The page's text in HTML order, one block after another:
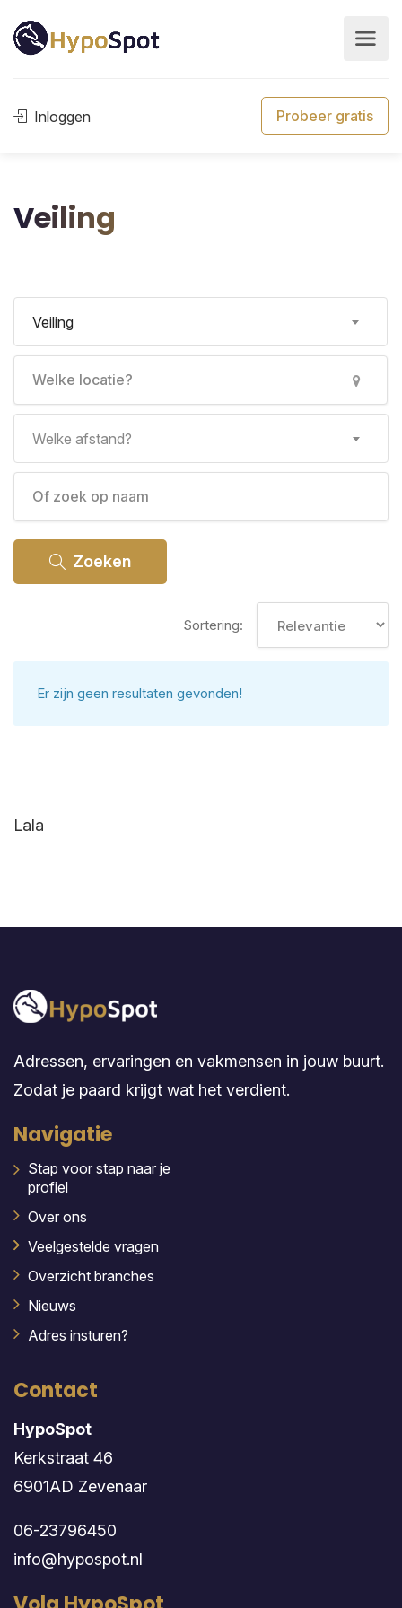
Inloggen Probeer gratis
Veiling
Veiling
Welke afstand?
Zoeken
Sortering:
Er zijn geen resultaten gevonden!
Lala
Adressen, ervaringen en vakmensen in jouw buurt.
Zodat je paard krijgt wat het verdient.
Navigatie
Stap voor stap naar je
profiel
Over ons
Veelgestelde vragen
Overzicht branches
Nieuws
Adres insturen?
Contact
HypoSpot
Kerkstraat 46
6901AD Zevenaar
06-23796450
info@hypospot.nl